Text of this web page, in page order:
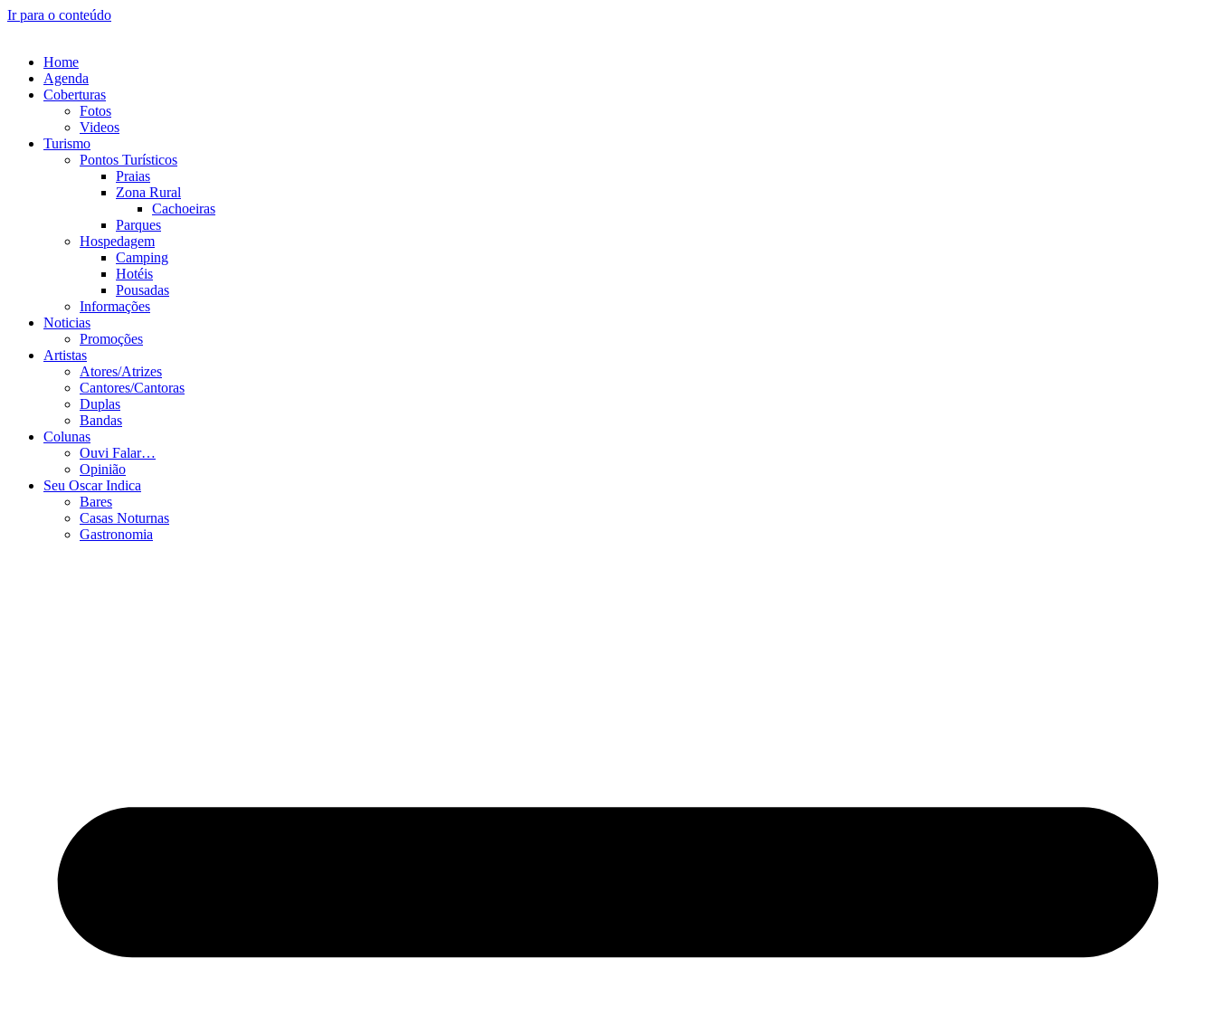
Ir para o conteúdo
Home
Agenda
Coberturas
Fotos
Videos
Turismo
Pontos Turísticos
Praias
Zona Rural
Cachoeiras
Parques
Hospedagem
Camping
Hotéis
Pousadas
Informações
Noticias
Promoções
Artistas
Atores/Atrizes
Cantores/Cantoras
Duplas
Bandas
Colunas
Ouvi Falar…
Opinião
Seu Oscar Indica
Bares
Casas Noturnas
Gastronomia